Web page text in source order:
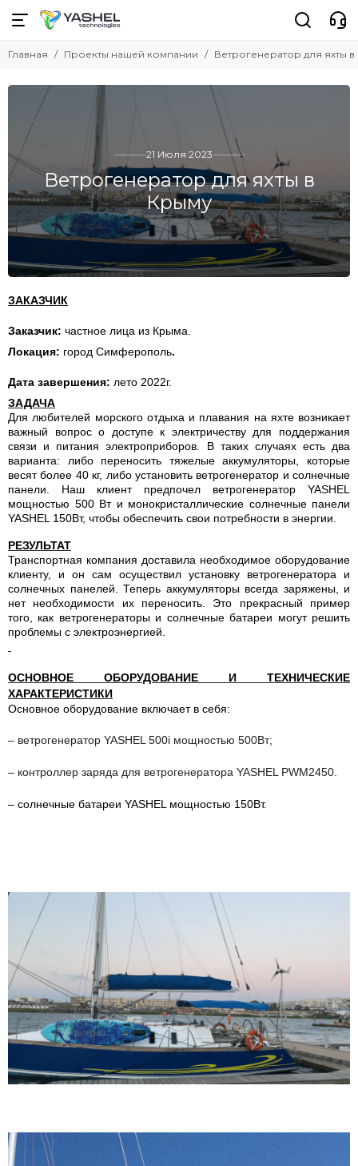
Главная Проекты нашей компании Ветрогенератор для яхты
21 Июля 2023
Ветрогенератор для яхты в
Крыму
ЗАКАЗЧИК
Заказчик: частное лица из Крыма.
Локация: город Симферополь.
Дата завершения: лето 2022г.
ЗАДАЧА
Для любителей морского отдыха и плавания на яхте возникает
важный вопрос о доступе к электричеству для поддержания
связи и питания электроприборов. В таких случаях есть два
варианта: либо переносить тяжелые аккумуляторы, которые
весят более 40 кг, либо установить ветрогенератор и солнечные
панели. Наш клиент предпочел ветрогенератор YASHEL
мощностью 500 Вт и монокристаллические солнечные панели
YASHEL 150Вт, чтобы обеспечить свои потребности в энергии.
РЕЗУЛЬТАТ
Транспортная компания доставила необходимое оборудование
клиенту, и он сам осуществил установку ветрогенератора и
солнечных панелей. Теперь аккумуляторы всегда заряжены, и
нет необходимости их переносить. Это прекрасный пример
того, как ветрогенераторы и солнечные батареи могут решить
проблемы с электроэнергией.
ОСНОВНОЕ ОБОРУДОВАНИЕ И ТЕХНИЧЕСКИЕ
ХАРАКТЕРИСТИКИ
Основное оборудование включает в себя:
– ветрогенератор YASHEL 500i мощностью 500Вт;
– контроллер заряда для ветрогенератора YASHEL PWM2450
– солнечные батареи YASHEL мощностью 150Вт.